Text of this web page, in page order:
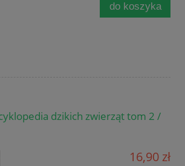
do koszyka
dzikich zwierząt tom 2 /
16,90 zł